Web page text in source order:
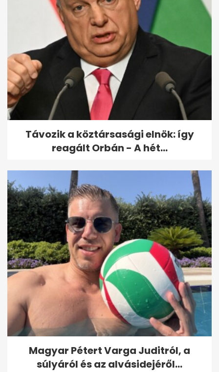
Károly király első beszéde
Katalin hercegné diagnózisa
óta:...
Távozik a köztársasági elnök: így
reagált Orbán - A hét...
Magyar Pétert Varga Juditról, a
súlyáról és az alvásidejéről...